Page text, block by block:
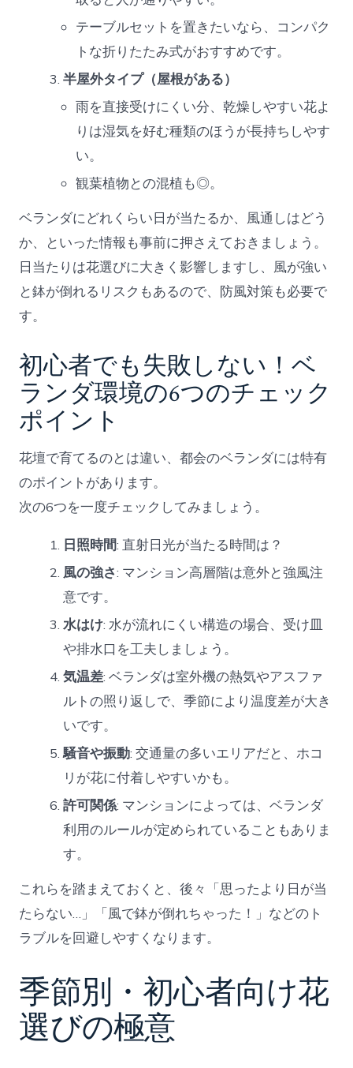
テーブルセットを置きたいなら、コンパク
トな折りたたみ式がおすすめです。
半屋外タイプ（屋根がある）
雨を直接受けにくい分、乾燥しやすい花よ
りは湿気を好む種類のほうが長持ちしやす
い。
観葉植物との混植も◎。
ベランダにどれくらい日が当たるか、風通しはどう
か、といった情報も事前に押さえておきましょう。
日当たりは花選びに大きく影響しますし、風が強い
と鉢が倒れるリスクもあるので、防風対策も必要で
す。
初心者でも失敗しない！ベ
ランダ環境の6つのチェック
ポイント
花壇で育てるのとは違い、都会のベランダには特有
のポイントがあります。
次の6つを一度チェックしてみましょう。
日照時間: 直射日光が当たる時間は？
風の強さ: マンション高層階は意外と強風注
意です。
水はけ: 水が流れにくい構造の場合、受け皿
や排水口を工夫しましょう。
気温差: ベランダは室外機の熱気やアスファ
ルトの照り返しで、季節により温度差が大き
いです。
騒音や振動: 交通量の多いエリアだと、ホコ
リが花に付着しやすいかも。
許可関係: マンションによっては、ベランダ
利用のルールが定められていることもありま
す。
これらを踏まえておくと、後々「思ったより日が当
たらない…」「風で鉢が倒れちゃった！」などのト
ラブルを回避しやすくなります。
季節別・初心者向け花
選びの極意